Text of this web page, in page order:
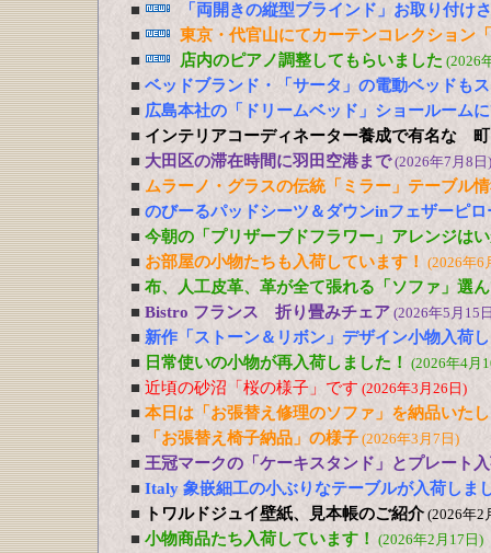
■
「両開きの縦型ブラインド」お取り付け
■
東京・代官山にてカーテンコレクション
■
店内のピアノ調整してもらいました (2026
■ ベッドブランド・「サータ」の電動ベッドも
■ 広島本社の「ドリームベッド」ショールーム
■ インテリアコーディネーター養成で有名な
■ 大田区の滞在時間に羽田空港まで(2026年7月8日)
■ ムラーノ・グラスの伝統「ミラー」テーブル
■ のびーるパッドシーツ＆ダウンinフェザーピ
■ 今朝の「プリザーブドフラワー」アレンジは
■ お部屋の小物たちも入荷しています！ (2026年6
■ 布、人工皮革、革が全て張れる「ソファ」選
■ Bistro フランス 折り畳みチェア (2026年5月15
■ 新作「ストーン＆リボン」デザイン小物入荷
■ 日常使いの小物が再入荷しました！ (2026年4月
■ 近頃の砂沼「桜の様子」です (2026年3月26日)
■ 本日は「お張替え修理のソファ」を納品いた
■
「お張替え椅子納品」の様子 (2026年3月7日)
■ 王冠マークの「ケーキスタンド」とプレート
■ Italy 象嵌細工の小ぶりなテーブルが入荷しま
■
トワルドジュイ壁紙、見本帳のご紹介(2026年2
■ 小物商品たち入荷しています！ (2026年2月17日)